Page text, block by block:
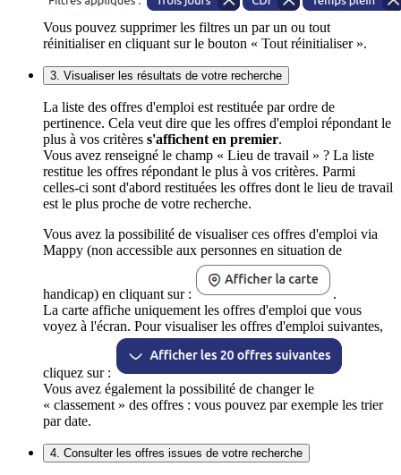
Vous pouvez supprimer les filtres un par un ou tout
réinitialiser en cliquant sur le bouton « Tout réinitialiser ».
3. Visualiser les résultats de votre recherche
La liste des offres d'emploi est restituée par ordre de
pertinence. Cela veut dire que les offres d'emploi répondant le
plus à vos critères s'affichent en premier.
Vous avez renseigné le champ « Lieu de travail » ? La liste
restitue les offres répondant le plus à vos critères. Parmi
celles-ci sont d'abord restituées les offres dont le lieu de travail
est le plus proche de votre recherche.
Vous avez la possibilité de visualiser ces offres d'emploi via
Mappy (non accessible aux personnes en situation de
handicap) en cliquant sur :
.
La carte affiche uniquement les offres d'emploi que vous
voyez à l'écran. Pour visualiser les offres d'emploi suivantes,
cliquez sur :
Vous avez également la possibilité de changer le
« classement » des offres : vous pouvez par exemple les trier
par date.
4. Consulter les offres issues de votre recherche